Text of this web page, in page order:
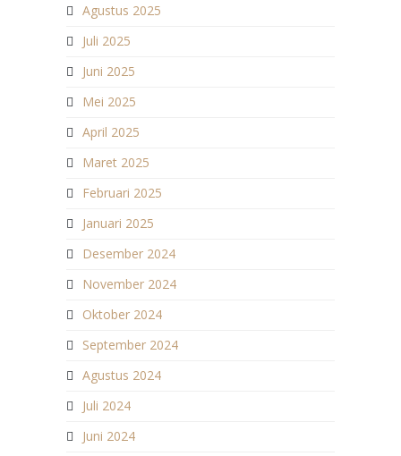
Agustus 2025
Juli 2025
Juni 2025
Mei 2025
April 2025
Maret 2025
Februari 2025
Januari 2025
Desember 2024
November 2024
Oktober 2024
September 2024
Agustus 2024
Juli 2024
Juni 2024